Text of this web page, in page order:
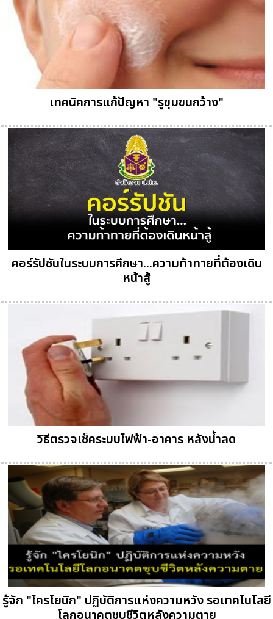
เทคนิคการแก้ปัญหา "รูขุมขนกว้าง"
คอร์รัปชันในระบบการศึกษา...ความท้าทายที่ต้องเดิน
หน้าสู้
วิธีตรวจเช็คระบบไฟฟ้า-อาคาร หลังน้ำลด
รู้จัก "ไครโยนิก" ปฏิบัติการแห่งความหวัง รอเทคโนโลยี
โลกอนาคตชุบชีวิตหลังความตาย